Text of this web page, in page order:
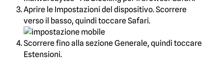
Aprire le Impostazioni del dispositivo. Scorrere
verso il basso, quindi toccare Safari.
Scorrere fino alla sezione Generale, quindi toccare
Estensioni.